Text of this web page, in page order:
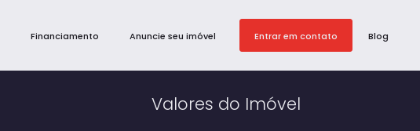
Blog
Entrar em contato
Anuncie seu imóvel
Financiamento
Valores do Imóvel